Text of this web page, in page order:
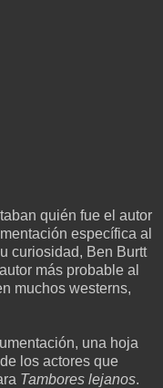
quién fue el autor
específica al
curiosidad, Ben Burtt
más probable al
muchos westerns,
una hoja
los actores que
Tambores lejanos.